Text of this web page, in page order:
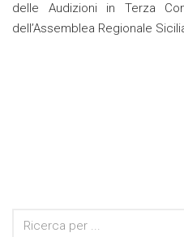
delle Audizioni in Terza
dell’Assemblea Regionale